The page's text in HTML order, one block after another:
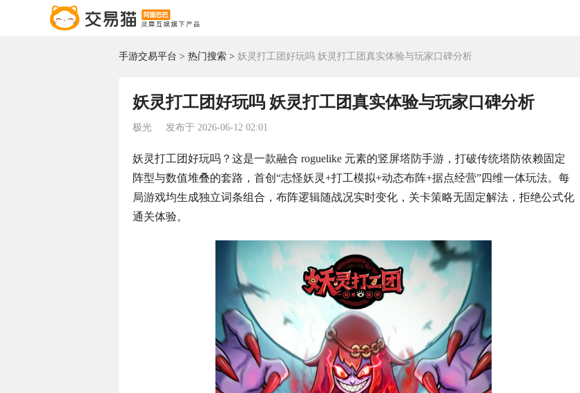
手游交易平台 热门搜索 妖灵打工团好玩吗 妖灵打工团真实体验与玩家口碑分析
妖灵打工团好玩吗 妖灵打工团真实体验与玩家口碑分析
极光 发布于 2026-06-12 02:01
妖灵打工团好玩吗？这是一款融合 roguelike 元素的竖屏塔防手游，打破传统塔防依赖固定
阵型与数值堆叠的套路，首创“志怪妖灵+打工模拟+动态布阵+据点经营”四维一体玩法。每
局游戏均生成独立词条组合，布阵逻辑随战况实时变化，关卡策略无固定解法，拒绝公式化
通关体验。